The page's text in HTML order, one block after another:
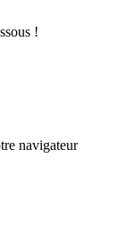
!
navigateur